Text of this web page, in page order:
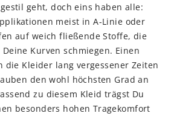
geht, doch eins haben alle:
meist in A-Linie oder
auf weich fließende Stoffe, die
Kurven schmiegen. Einen
die Kleider lang vergessener Zeiten
den wohl höchsten Grad an
zu diesem Kleid trägst Du
besonders hohen Tragekomfort